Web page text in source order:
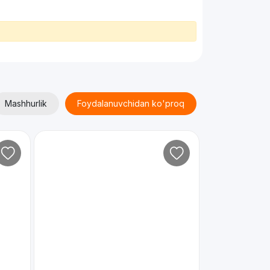
Mashhurlik Foydalanuvchidan ko'proq